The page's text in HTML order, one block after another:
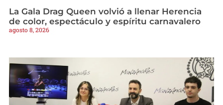
La Gala Drag Queen volvió a llenar Herencia
de color, espectáculo y espíritu carnavalero
agosto 8, 2026